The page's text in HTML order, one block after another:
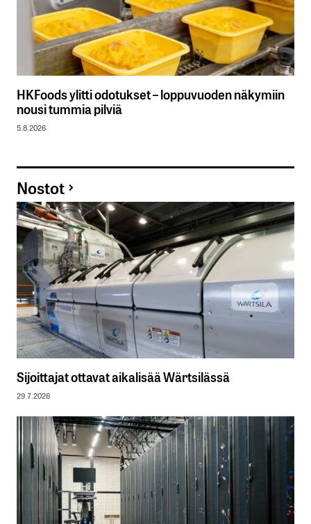
HKFoods ylitti odotukset – loppuvuoden näkymiin
nousi tummia pilviä
5.8.2026
Nostot
Sijoittajat ottavat aikalisää Wärtsilässä
29.7.2026